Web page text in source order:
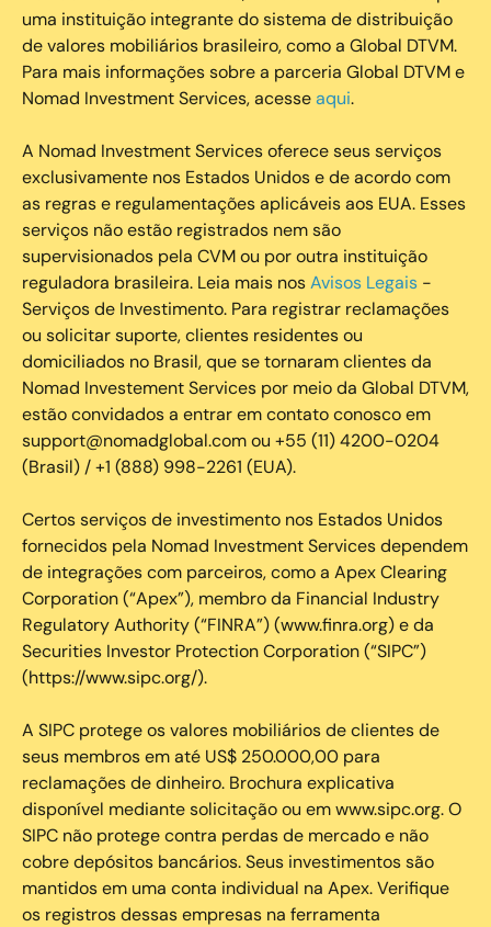
uma instituição integrante do sistema de distribuição
de valores mobiliários brasileiro, como a Global DTVM.
Para mais informações sobre a parceria Global DTVM e
Nomad Investment Services, acesseaqui.
A Nomad Investment Services oferece seus serviços
exclusivamente nos Estados Unidos e de acordo com
as regras e regulamentações aplicáveis aos EUA. Esses
serviços não estão registrados nem são
supervisionados pela CVM ou por outra instituição
reguladora brasileira. Leia mais nosAvisos Legais -
Serviços de Investimento. Para registrar reclamações
ou solicitar suporte, clientes residentes ou
domiciliados no Brasil, que se tornaram clientes da
Nomad Investement Services por meio da Global DTVM,
estão convidados a entrar em contato conosco em
support@nomadglobal.com ou +55 (11) 4200-0204
(Brasil) / +1 (888) 998-2261 (EUA).
Certos serviços de investimento nos Estados Unidos
fornecidos pela Nomad Investment Services dependem
de integrações com parceiros, como a Apex Clearing
Corporation (“Apex”), membro da Financial Industry
Regulatory Authority (“FINRA”) (www.finra.org) e da
Securities Investor Protection Corporation (“SIPC”)
(https://www.sipc.org/).
A SIPC protege os valores mobiliários de clientes de
seus membros em até US$ 250.000,00 para
reclamações de dinheiro. Brochura explicativa
disponível mediante solicitação ou em www.sipc.org. O
SIPC não protege contra perdas de mercado e não
cobre depósitos bancários. Seus investimentos são
mantidos em uma conta individual na Apex. Verifique
os registros dessas empresas na ferramenta